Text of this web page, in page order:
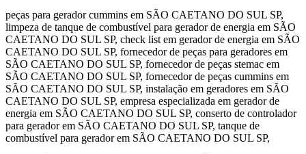
peças para gerador cummins em SÃO CAETANO DO SUL SP,
limpeza de tanque de combustível para gerador de energia em SÃO
CAETANO DO SUL SP, check list em gerador de energia em SÃO
CAETANO DO SUL SP, fornecedor de peças para geradores em
SÃO CAETANO DO SUL SP, fornecedor de peças stemac em
SÃO CAETANO DO SUL SP, fornecedor de peças cummins em
SÃO CAETANO DO SUL SP, instalação em geradores em SÃO
CAETANO DO SUL SP, empresa especializada em gerador de
energia em SÃO CAETANO DO SUL SP, conserto de controlador
para gerador em SÃO CAETANO DO SUL SP, tanque de
combustível para gerador em SÃO CAETANO DO SUL SP,